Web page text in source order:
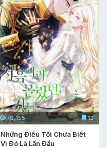
10,155 12
Những Điều Tôi Chưa Biết
Vì Đó Là Lần Đầu